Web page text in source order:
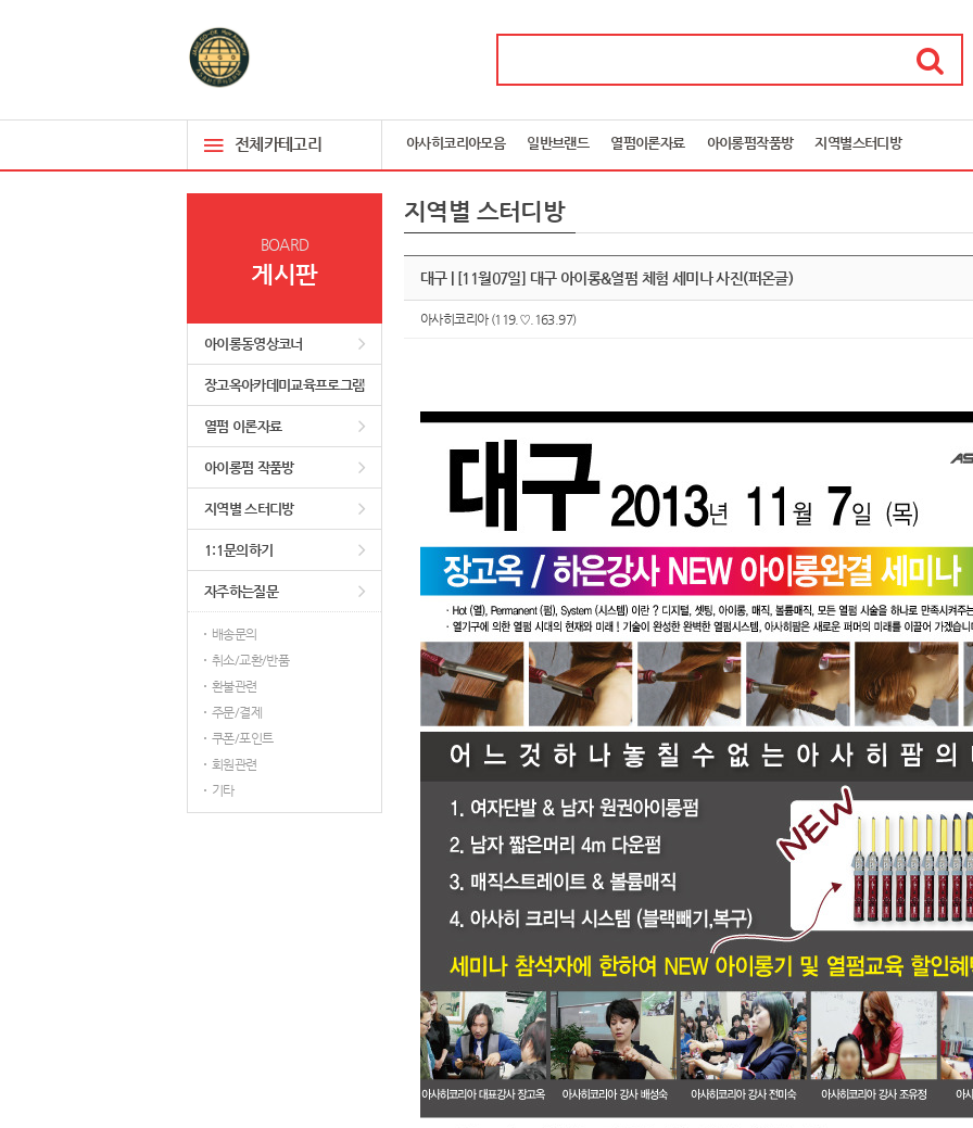
전체카테고리 아사히코리아모음 일반브랜드 열펌이론자료 아이롱펌작품방 지역별스터디방
BOARD
게시판
아이롱동영상코너
장고옥아카데미교육프로그램
열펌 이론자료
아이롱펌 작품방
지역별 스터디방
1:1문의하기
자주하는질문
배송문의
취소/교환/반품
환불관련
주문/결제
쿠폰/포인트
회원관련
기타
지역별 스터디방
대구 | [11월07일] 대구 아이롱&열펌 체험 세미나 사진(퍼온글)
아사히코리아(119.♡.163.97)